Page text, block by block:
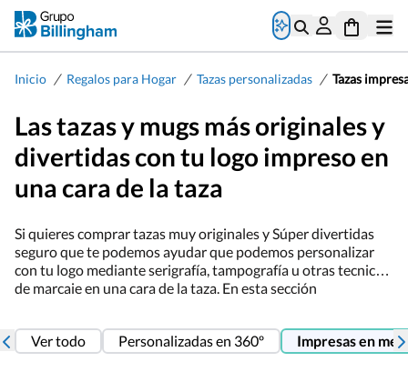
Inicio / Regalos para Hogar / Tazas personalizadas / Tazas
Las tazas y mugs más originales y
divertidas con tu logo impreso en
una cara de la taza
Si quieres comprar tazas muy originales y Súper divertidas
seguro que te podemos ayudar que podemos personalizar
con tu logo mediante serigrafía, tampografía u otras tecnicas
de marcaje en una cara de la taza. En esta sección
nuestro catálogo y si no la encuentras ten en cuenta que
como fabricantes podemos hacer muchas cosas a medida,
Ver todo Personalizadas en 360º Impresas en